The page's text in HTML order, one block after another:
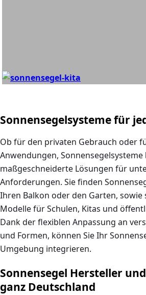
Sonnensegelsysteme für
Ob für den privaten Gebrauch oder
Anwendungen, Sonnensegelsysteme
maßgeschneiderte Lösungen für
Anforderungen. Sie finden
Ihren Balkon oder den Garten, sowie
Modelle für Schulen, Kitas und
Dank der flexiblen Anpassung an
und Formen, können Sie Ihr
Umgebung integrieren.
Sonnensegel Hersteller
ganz Deutschland